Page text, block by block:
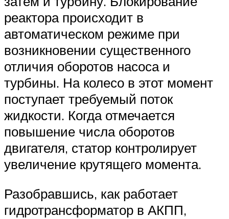
реактора происходит в
автоматическом режиме при
возникновении существенного
отличия оборотов насоса и
турбины. На колесо в этот момент
поступает требуемый поток
жидкости. Когда отмечается
повышение числа оборотов
двигателя, статор контролирует
увеличение крутящего момента.
Разобравшись, как работает
гидротрансформатор в АКПП,